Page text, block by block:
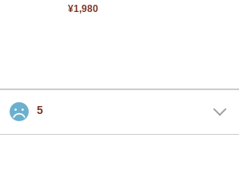
¥1,980
5